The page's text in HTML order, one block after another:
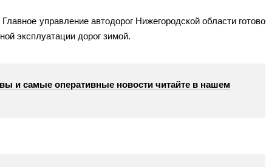
Главное управление автодорог Нижегородской области готово
эксплуатации дорог зимой.
и самые оперативные новости читайте в нашем